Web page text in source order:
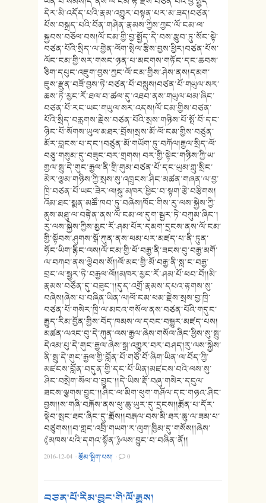
དེར་མི་འདོད་པའི་རྣམ་འགྱུར་བསྟན་པར་མ་ཟད།བཙན་
པོས་བསྐྲད་པའི་བོན་གཤེན་རྣམས་ཀྱིས་ཀྱང་ལོ་ངམ་ལ་
སྐྱབས་བཅོལ་བས།ལོ་ངམ་གྱི་བྱ་སྤྱོད་དེ་བས་རྩུབ་ཏུ་སོང་སྟེ་
བཙན་པོའི་སྲིད་ལ་གྱེན་ལོག་སྤེལ་རྩིས་བྱས་ཕྱིར།བཙན་པོས་
ལོང་ངམ་གྱི་སར་གསང་ཉན་པ་མངགས་གཏོང་དང་ཆབས་
ཅིག་དཔུང་འཇུག་བྱས་ཀྱང་ལོ་ངམ་གྱིས་ཤེས་ནས།དམག་
ཇུས་རྫུན་བཟོ་བྱས་ཏེ་བཙན་པོ་བསླུས།བཙན་པོ་གཡུལ་སར་
ཆས་ཏེ་མྱང་རོ་ཐལ་བ་ཚལ་དུ་འཐབ་ནས་གཡུལ་ཕམ་ཞིང་
བཙན་པོ་རང་ཡང་གཡུལ་སར་འདས།ལོ་ངམ་གྱིས་བཙན་
པོའི་སྲིད་བརླགས་རྗེས་བཙན་པོའི་སྲས་གཉིས་པོ་སྤོ་བོ་དང་
ཉིང་པོ་སོགས་ཡུལ་མཐར་བྲོས།སྲས་མོ་ལོ་ངམ་གྱིས་བཙུན་
མོར་བླངས་པ་དང་།བཙུན་མོ་གཡོག་ཏུ་བཀོལ།རྒྱལ་སྲིད་ལོ་
བཅུ་གསུམ་དུ་བཟུང་བར་གྲགས། བར་གྱི་སྟེང་གཉིས་ཀྱི་ཡ་
གྱལ་སྤུ་དེ་གུང་རྒྱལ་ནི་གྲི་གུམ་བཙན་པོ་དང་ཡུམ་ཀླུ་སྲིང་
མེར་ལྕམ་གཉིས་ཀྱི་སྲས་སུ་འཁྲུངས་ཤིང་མཚན་གཞན་ལ་བྱ་
ཁྲི་བཙན་པོ་ཡང་ཟེར་ལ།སྐུ་མཁར་ཕྱིང་བ་སྟག་རྩེ་བརྩིགས།
འོམ་ཐང་སྨན་མཚོ་ཁབ་ཏུ་བཞེས།ཁོང་གིས་རུ་ལས་སྐྱེས་ཀྱི་
ནུས་མཐུ་ལ་བརྟེན་ནས་ལོ་ངམ་ལ་དུག་སྦྱར་ཏེ་བཀུམ་ཞིང་།
རུ་ལས་སྐྱེས་ཀྱིས་མྱང་རོ་ཤམ་པོར་དམག་དྲངས་ནས་ལོ་ངམ་
གྱི་སྟོབས་ཤུགས་སྒོ་ཀུན་ནས་ཕམ་པར་མཛད་པ་ནི་ཏུན་
ཧོང་ཡིག་རྙིང་ལས།ལོ་ངམ་གྱི་ཕོ་བརྒྱ་ནི་ཟངས་བུ་བརྒྱ་མགོ་
ལ་བཀབ་ནས་ལྕེབས་སོ།།ལོ་མང་གྱི་མོ་བརྒྱ་ནི་སླ་ང་བརྒྱ་
བྲང་ལ་སྦྱར་ཏེ་བརྒྱལ་ལོ།།མཁར་མྱང་རོ་ཤམ་པོ་ཕབ་བོ།།མི་
རྣམས་བཙོན་དུ་བཟུང་།།དུད་འགྲོ་རྣམས་དཔའ་རྟགས་སུ་
བཞེས།ཞེས་པ་བཞིན་ཡིན་ལ།ལོ་ངམ་ཕམ་རྗེས་སྲས་བྱ་ཁྲི་
བཙན་པོ་གསེར་ཁྲི་ལ་མངའ་གསོལ་ནས་བཙན་པོའི་གདུང་
རྒྱུད་རིམ་བྱོན་གྱིས་བོད་ཁམས་ལ་དབང་བསྒྱུར་མཛད་པས།
མཚན་ལའང་བུ་དེ་ཀུན་ལས་རྒྱལ་ཞེས་གསོལ་ཞིང་ཕྱིས་སུ་སྤུ་
དེའམ་པུ་དེ་གུང་རྒྱལ་ཞེས་སྒྲ་འགྱུར་བར་བཤད།རུ་ལས་སྐྱེས་
ནི་སྤུ་དེ་གུང་རྒྱལ་གྱི་བློན་པོ་གཙོ་བོ་ཞིག་ཡིན་ལ་བོད་ཀྱི་
མཛངས་བློན་བདུན་གྱི་དང་པོ་ཡིན།མཛངས་བའི་ལས་སུ་
ཤིང་བསྲེག་སོལ་བ་བྱུང་།།དེ་ཡིས་རྡོ་བཞུ་གསེར་དངུལ་
ཟངས་ལྕགས་བྱུང་།།ཤིང་ལ་མིག་ཕུག་གཤོལ་དང་གཉའ་ཤིང་
བྱས།།ས་གཞི་བརྐོས་ནས་ཕུ་ཆུ་ཡུར་དུ་དྲངས།།རྨོན་པ་དོར་
སྡེབ་སྤང་ཐང་ཞིང་དུ་རྨོས།།བརྒལ་བས་མི་ཐར་ཆུ་ལ་ཟམ་པ་
བཙུགས།།བ་གླང་འབྲི་གཡག་ར་ལུག་ཁྱིམ་དུ་གསོས།།ཞེས་
《མཁས་པའི་དགའ་སྟོན་》ལས་བྱུང་བ་བཞིན་ནོ།།
2016-12-04 ·རྩོམ་སྒྲིག་པས། · 0
བཙན་པོ་རིམ་བྱུང་གི་ལོ་རྒྱུས།